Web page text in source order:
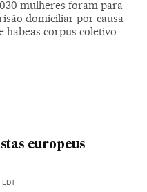
mulheres foram para
domiciliar por causa
habeas corpus coletivo
europeus
EDT